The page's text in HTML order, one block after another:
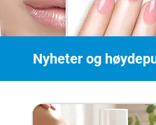
Nyheter og